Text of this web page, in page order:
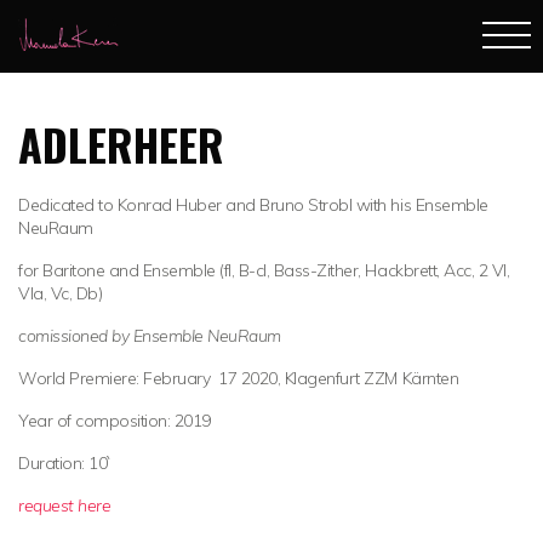
ADLERHEER
Dedicated to Konrad Huber and Bruno Strobl with his Ensemble
NeuRaum
for Baritone and Ensemble (fl, B-cl, Bass-Zither, Hackbrett, Acc, 2 Vl,
Vla, Vc, Db)
comissioned by Ensemble NeuRaum
World Premiere: February 17 2020, Klagenfurt ZZM Kärnten
Year of composition: 2019
Duration: 10`
request here